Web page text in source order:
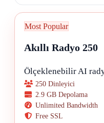
Most Popular
Akıllı Radyo 250
Ölçeklenebilir AI
250 Dinleyici
2.9 GB Depolama
Unlimited Bandwidth
Free SSL